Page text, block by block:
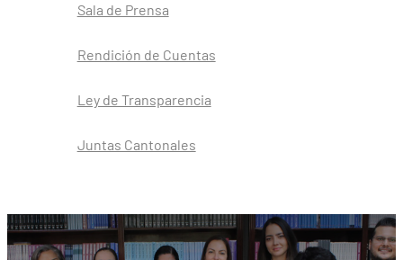
Sala de Prensa
Rendición de Cuentas
Ley de Transparencia
Juntas Cantonales